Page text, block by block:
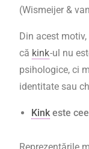
(Wismeijer &
Din acest
că kink-ul nu
psihologice, ci
identitate sau
Kinkeste